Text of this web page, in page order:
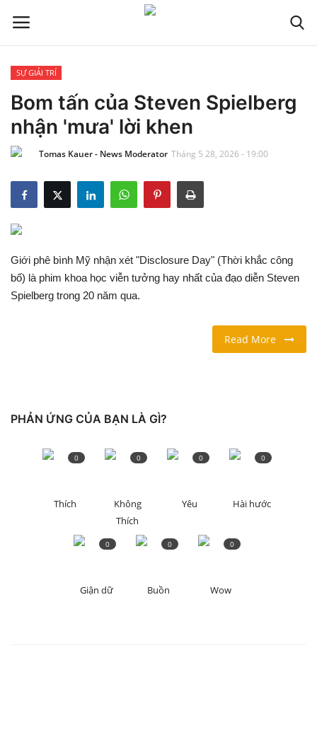
Trang chủ
Liên hệ
CẬP NHẬT
CÔNG NGHỆ
THỂ THAO
Ngôn ngữ
SỰ GIẢI TRÍ
Bom tấn của Steven Spielberg
nhận 'mưa' lời khen
Tomas Kauer - News Moderator Tháng 5 28, 2026 - 19:00
Giới phê bình Mỹ nhận xét "Disclosure Day" (Thời khắc công
bố) là phim khoa học viễn tưởng hay nhất của đạo diễn Steven
Spielberg trong 20 năm qua.
Read More
PHẢN ỨNG CỦA BẠN LÀ GÌ?
Thích
0
Không
Thích
0
Yêu
0
Hài hước
0
Giận dữ
0
Buồn
0
Wow
0